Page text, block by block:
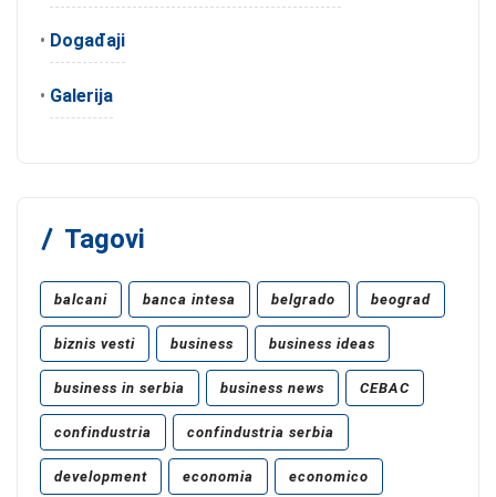
• Događaji
• Galerija
Tagovi
balcani banca intesa belgrado beograd
biznis vesti business business ideas
business in serbia business news CEBAC
confindustria confindustria serbia
development economia economico